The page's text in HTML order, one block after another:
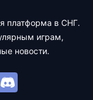
платформа в СНГ.
играм,
новости.